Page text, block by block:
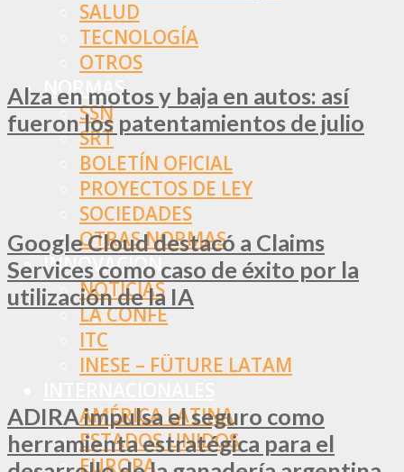
SALUD
TECNOLOGÍA
OTROS
NORMAS
SSN
SRT
BOLETÍN OFICIAL
PROYECTOS DE LEY
SOCIEDADES
OTRAS NORMAS
INNOVACIÓN
NOTICIAS
LA CONFE
ITC
INESE – FÜTURE LATAM
AMÉRICA LATINA
ESTADOS UNIDOS
EUROPA
Alza en motos y baja en autos: así
fueron los patentamientos de julio
Google Cloud destacó a Claims
Services como caso de éxito por la
utilización de la IA
ADIRA impulsa el seguro como
herramienta estratégica para el